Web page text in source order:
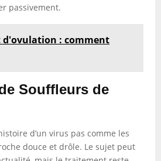
passivement.
d'ovulation : comment
Souffleurs de
d’un virus pas comme les
douce et drôle. Le sujet peut